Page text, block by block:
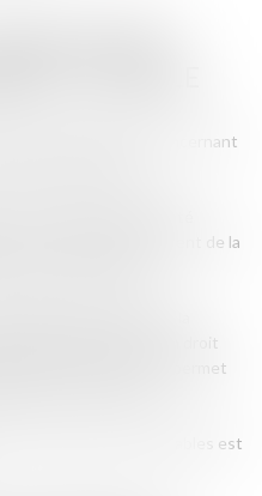
– TUTELLE
patrimoniales concernant
Juge des tutelles.
situation de précarité
avec l’allongement de la
au grand âge.
les familles et la
seules face à un droit
d’un avocat permet
et comprises.
les personnes vulnérables est